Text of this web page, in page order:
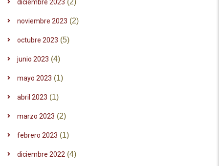
diciembre 2023 (2)
noviembre 2023 (2)
octubre 2023 (5)
junio 2023 (4)
mayo 2023 (1)
abril 2023 (1)
marzo 2023 (2)
febrero 2023 (1)
diciembre 2022 (4)